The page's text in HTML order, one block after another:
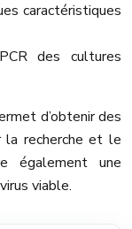
caractéristiques
des cultures
d’obtenir des
la recherche et le
également une
viable.